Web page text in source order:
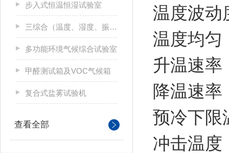
步入式恒温恒湿试验室
三综合（温度、湿度、振动）试验箱
多功能环境气候综合试验室
甲醛测试箱及VOC气候箱
复合式盐雾试验机
查看全部
温度波动
温度均匀
升温速率
降温速率
预冷下限
冲击温度